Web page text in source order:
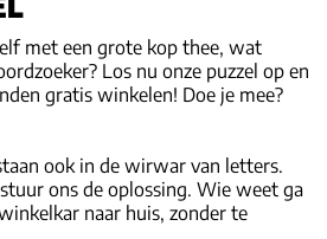
met een grote kop thee, wat
Los nu onze puzzel op en
gratis winkelen! Doe je mee?
ook in de wirwar van letters.
ons de oplossing. Wie weet ga
naar huis, zonder te